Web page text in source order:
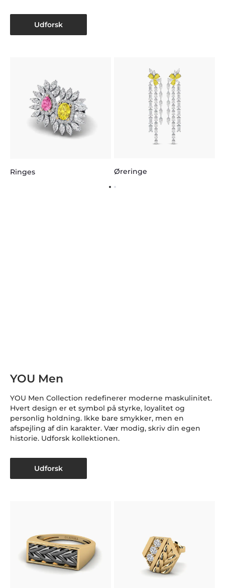
Udforsk
Ringes Øreringe
YOU Men
YOU Men Collection redefinerer moderne maskulinitet.
Hvert design er et symbol på styrke, loyalitet og
personlig holdning. Ikke bare smykker, men en
afspejling af din karakter. Vær modig, skriv din egen
historie. Udforsk kollektionen.
Udforsk